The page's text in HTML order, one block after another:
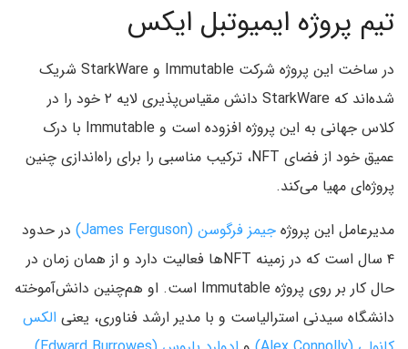
تیم پروژه ایمیوتبل ایکس
در ساخت این پروژه شرکت Immutable و StarkWare شریک
شده‌اند که StarkWare دانش مقیاس‌پذیری لایه ۲ خود را در
کلاس جهانی به این پروژه افزوده است و Immutable با درک
عمیق خود از فضای NFT، ترکیب مناسبی را برای راه‌اندازی چنین
پروژه‌ای مهیا می‌کند.
مدیرعامل این پروژه جیمز فرگوسن (James Ferguson)
در حدود
۴ سال است که در زمینه NFTها فعالیت دارد و از همان زمان در
حال کار بر روی پروژه Immutable است. او هم‌چنین دانش‌آموخته
دانشگاه سیدنی استرالیاست و با مدیر ارشد فناوری، یعنی الکس